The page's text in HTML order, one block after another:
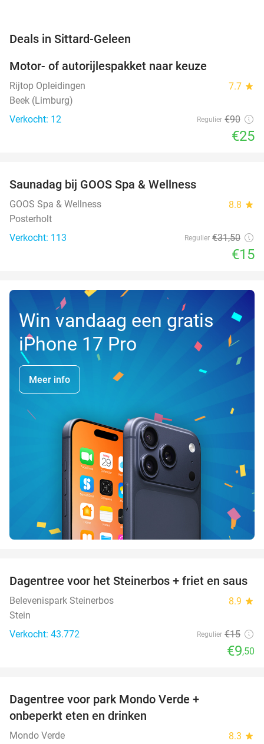
Deals in Sittard-Geleen
Motor- of autorijlespakket naar keuze
Rijtop Opleidingen 7.7 star
Beek (Limburg)
Verkocht: 12
Regulier €90
€25
TODAY
Saunadag bij GOOS Spa & Wellness
GOOS Spa & Wellness 8.8 star
Posterholt
Verkocht: 113
Regulier €31,50
€15
Win vandaag een gratis
iPhone 17 Pro
Meer info
37%
Dagentree voor het Steinerbos + friet en saus
Belevenispark Steinerbos 8.9 star
Stein
Verkocht: 43.772
Regulier €15
€9,50
Dagentree voor park Mondo Verde +
onbeperkt eten en drinken
Mondo Verde 8.3 star